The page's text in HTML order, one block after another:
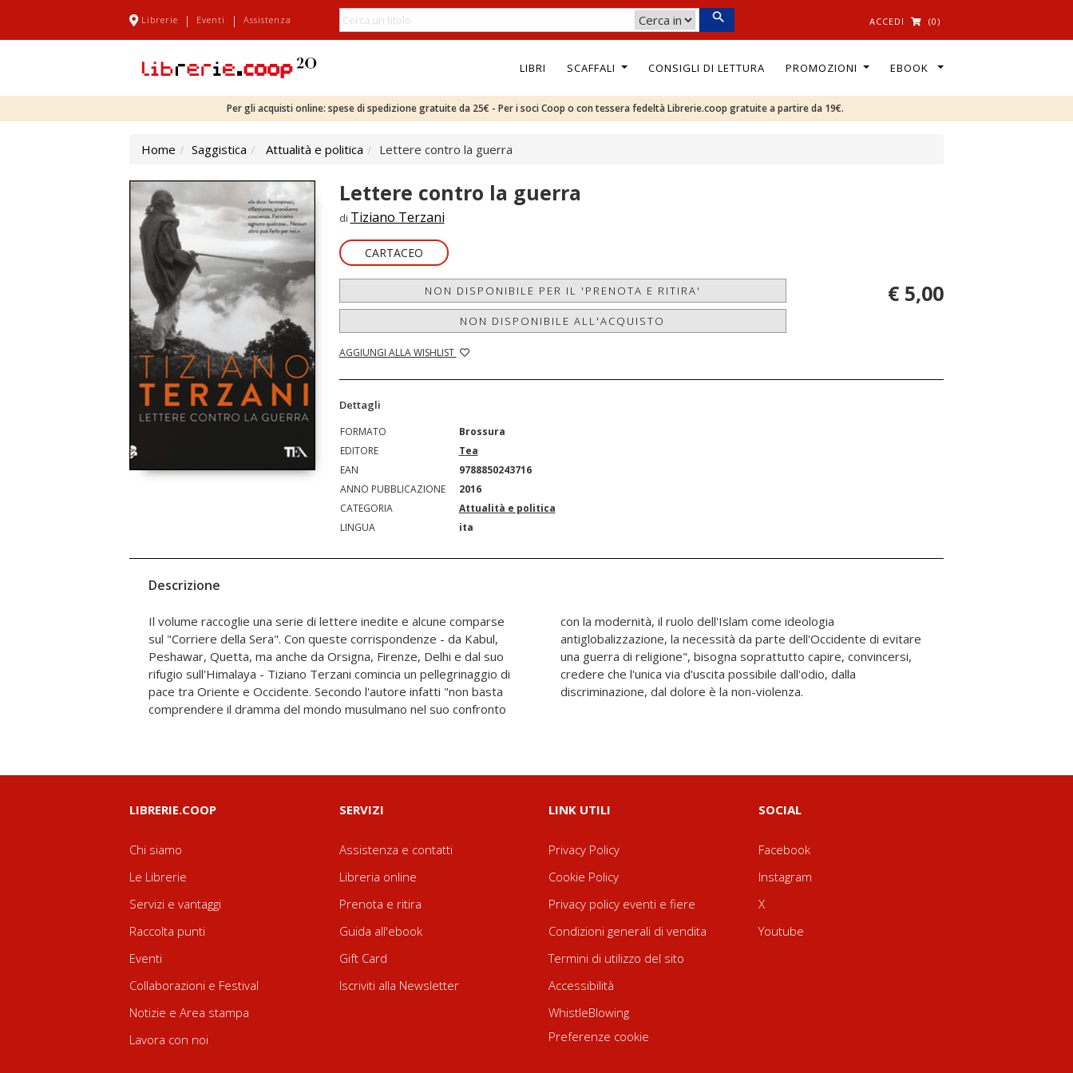
Librerie | Eventi | Assistenza ACCEDI (0)
LIBRI SCAFFALI CONSIGLI DI LETTURA PROMOZIONI EBOOK
Per gli acquisti online: spese di spedizione gratuite da 25€ - Per i soci Coop o con tessera fedeltà Librerie.coop gratuite a partire da 19€.
Home Saggistica Attualità e politica Lettere contro la guerra
Lettere contro la guerra
di Tiziano Terzani
CARTACEO
NON DISPONIBILE PER IL 'PRENOTA E RITIRA'
NON DISPONIBILE ALL'ACQUISTO
AGGIUNGI ALLA WISHLIST
€ 5,00
Dettagli
FORMATO
Brossura
EDITORE
Tea
EAN
9788850243716
ANNO PUBBLICAZIONE
2016
CATEGORIA
Attualità e politica
LINGUA
ita
Descrizione
Il volume raccoglie una serie di lettere inedite e alcune comparse
sul "Corriere della Sera". Con queste corrispondenze - da Kabul,
Peshawar, Quetta, ma anche da Orsigna, Firenze, Delhi e dal suo
rifugio sull'Himalaya - Tiziano Terzani comincia un pellegrinaggio di
pace tra Oriente e Occidente. Secondo l'autore infatti "non basta
comprendere il dramma del mondo musulmano nel suo confronto
con la modernità, il ruolo dell'Islam come ideologia
antiglobalizzazione, la necessità da parte dell'Occidente di evitare
una guerra di religione", bisogna soprattutto capire, convincersi,
credere che l'unica via d'uscita possibile dall'odio, dalla
discriminazione, dal dolore è la non-violenza.
LIBRERIE.COOP
Chi siamo
Le Librerie
Servizi e vantaggi
Raccolta punti
Eventi
Collaborazioni e Festival
Notizie e Area stampa
Lavora con noi
SERVIZI
Assistenza e contatti
Libreria online
Prenota e ritira
Guida all'ebook
Gift Card
Iscriviti alla Newsletter
LINK UTILI
Privacy Policy
Cookie Policy
Privacy policy eventi e fiere
Condizioni generali di vendita
Termini di utilizzo del sito
Accessibilità
WhistleBlowing
Preferenze cookie
SOCIAL
Facebook
Instagram
X
Youtube